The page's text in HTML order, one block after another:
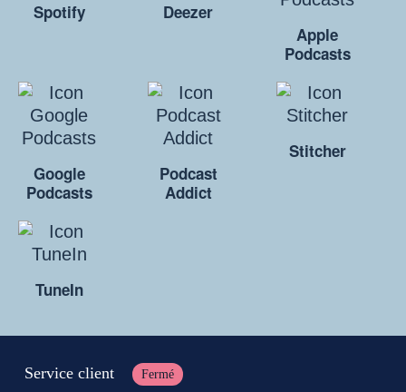
Spotify
Deezer
Apple
Podcasts
Google
Podcasts
Podcast
Addict
Stitcher
TuneIn
Service client Fermé